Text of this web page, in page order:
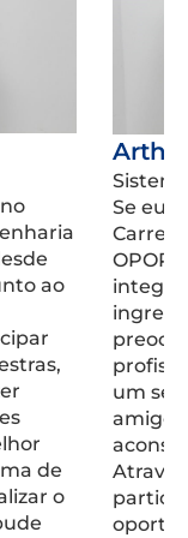
ao
de
o
Se eu
um
amigo,